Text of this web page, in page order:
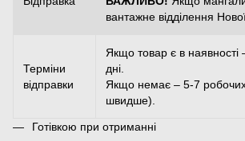
вантажне відділення
Терміни
відправки
Якщо товар є в наявності
дні.
Якщо немає – 5-7
швидше).
Готівкою при отриманні